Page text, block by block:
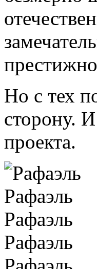
Но с тех
сторону.
проекта.